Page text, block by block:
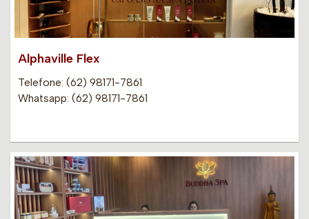
Alphaville Flex
Telefone: (62) 98171-7861
Whatsapp: (62) 98171-7861